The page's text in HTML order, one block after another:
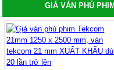
Vật tư quảng cáo Mica, Alu,
formex, Poly
Alu , Nhôm Alu, Bảng giá
Ống thép đúc, ống
Ống thép đúc Hòa
Bảng giá ống thép
GIÁ VÁN PHỦ
-0%